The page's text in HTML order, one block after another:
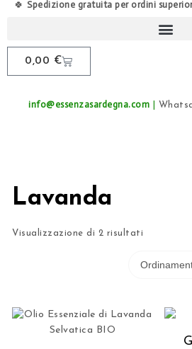
🍀 Spedizione gratuita per ordini
0,00 €
info@essenzasardegna.com
Lavanda
Visualizzazione di 2 risultati